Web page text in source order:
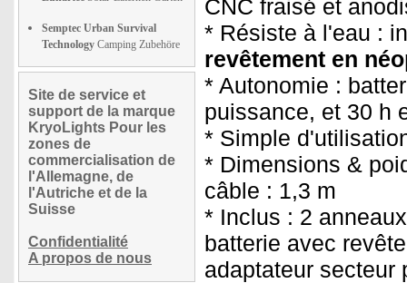
Semptec Urban Survival
Technology Camping Zubehöre
Site de service et
support de la marque
KryoLights Pour les
zones de
commercialisation de
l'Allemagne, de
l'Autriche et de la
Suisse
Confidentialité
A propos de nous
CNC fraisé et
* Résiste à l'eau :
revêtement en
* Autonomie :
puissance, et 30 h
* Simple
* Dimensions &
câble : 1,3 m
* Inclus : 2
batterie avec
adaptateur secteur